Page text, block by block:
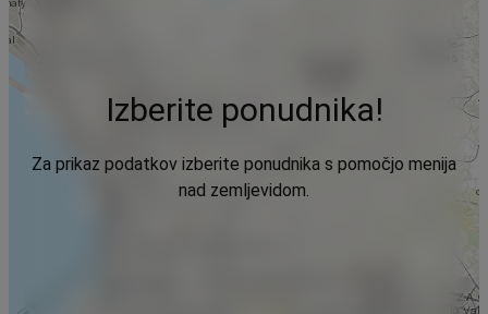
Izberite ponudnika!
Za prikaz podatkov izberite ponudnika s pomočjo menija
nad zemljevidom.